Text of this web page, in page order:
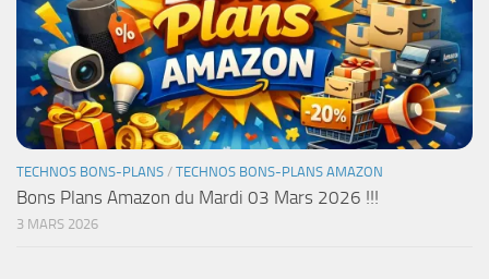
TECHNOS BONS-PLANS / TECHNOS BONS-PLANS AMAZON
Bons Plans Amazon du Mardi 03 Mars 2026 !!!
3 MARS 2026